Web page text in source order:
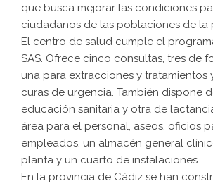
que busca mejorar las condiciones
ciudadanos de las poblaciones de la
El centro de salud cumple el
SAS. Ofrece cinco consultas, tres de
una para extracciones y tratamientos
curas de urgencia. También dispone
educación sanitaria y otra de
área para el personal, aseos, oficios
empleados, un almacén general
planta y un cuarto de instalaciones.
En la provincia de Cádiz se han